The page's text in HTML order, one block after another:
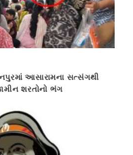
આસારામના સત્સંગથી
શરતોનો ભંગ